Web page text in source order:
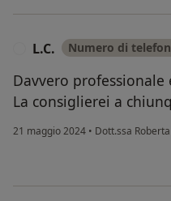
L.C. Numero di
Davvero professionale
La consiglierei a
21 maggio 2024 • Dott.ssa